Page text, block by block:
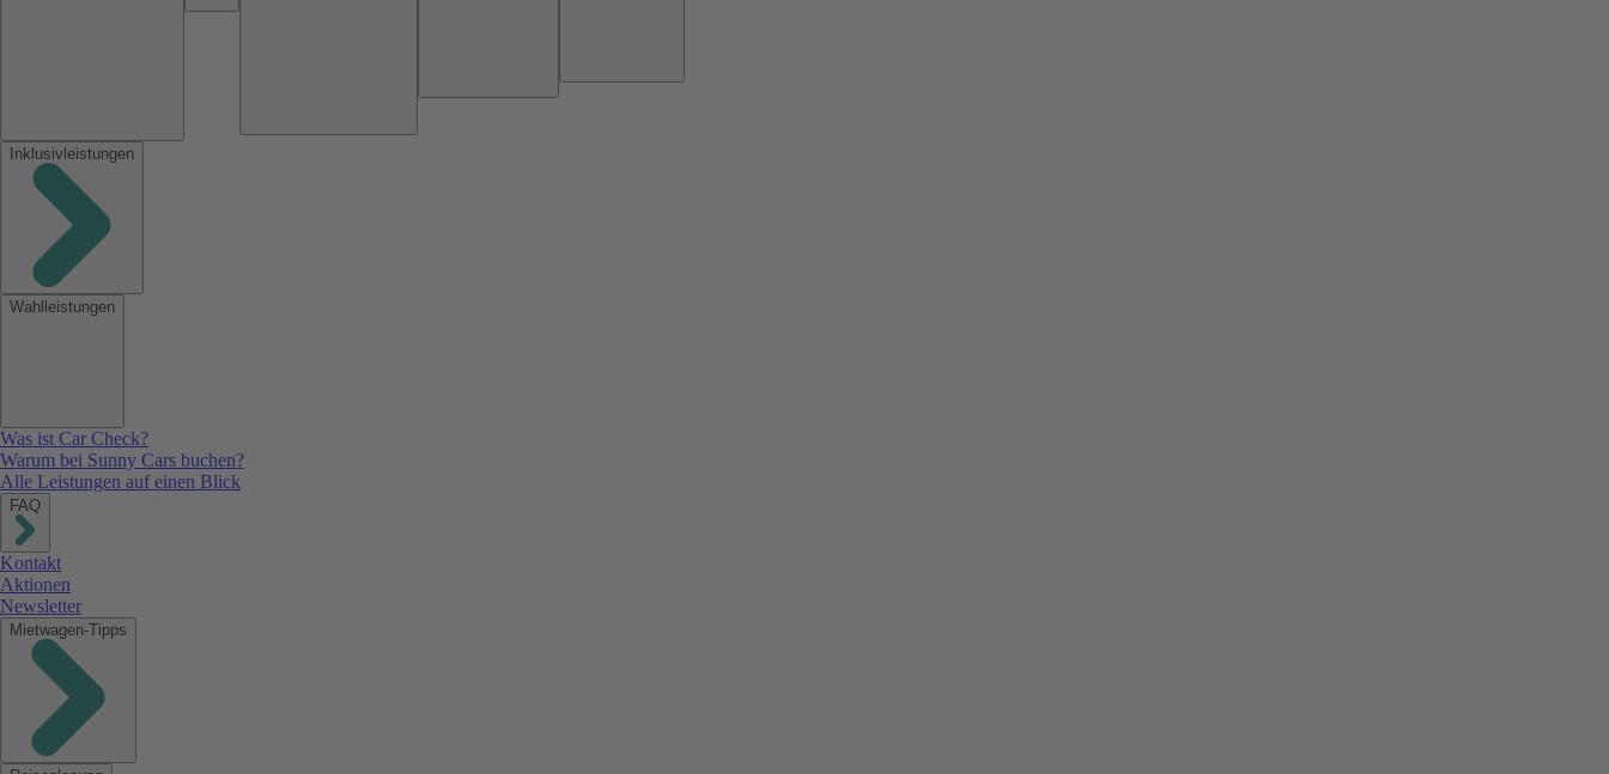
Inklusivleistungen
Wahlleistungen
Was ist Car Check?
Warum bei Sunny Cars buchen?
Alle Leistungen auf einen Blick
FAQ
Kontakt
Aktionen
Newsletter
Mietwagen-Tipps